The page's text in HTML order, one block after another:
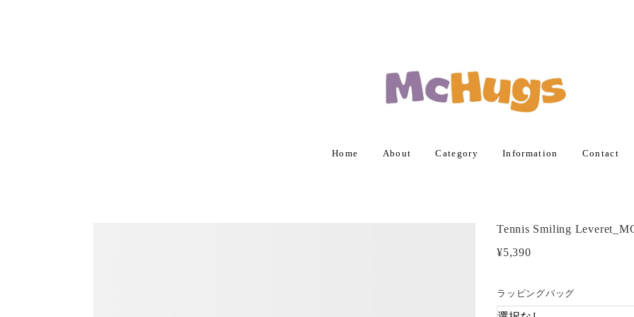
Home About Category Information Contact
Tennis Smiling
¥5,390
ラッピングバッグ